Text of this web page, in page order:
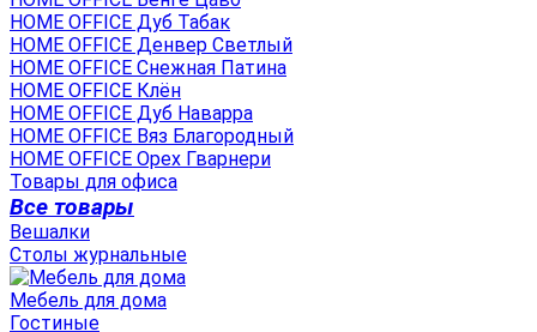
HOME OFFICE Дуб Табак
HOME OFFICE Денвер Светлый
HOME OFFICE Снежная Патина
HOME OFFICE Клён
HOME OFFICE Дуб Наварра
HOME OFFICE Вяз Благородный
HOME OFFICE Орех Гварнери
Товары для офиса
Все товары
Вешалки
Столы журнальные
Мебель для дома
Гостиные